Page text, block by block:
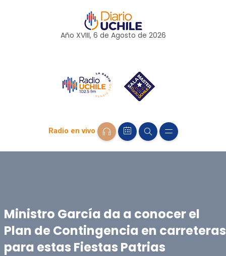
Año XVIII, 6 de Agosto de 2026
Radio en vivo
Ministro García da a conocer el
Plan de Contingencia en carreteras
para estas Fiestas Patrias